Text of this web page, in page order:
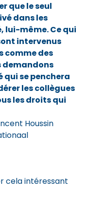
que le seul
dans les
lui-même. Ce qui
intervenus
comme des
demandons
se penchera
les collègues
les droits qui
Houssin
cela intéressant